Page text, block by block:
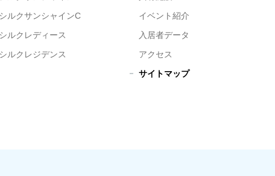
シルクサンシャインC
シルクレディース
シルクレジデンス
イベント紹介
入居者データ
アクセス
サイトマップ